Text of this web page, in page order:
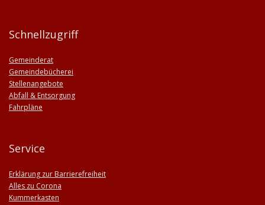
Schnellzugriff
Gemeinderat
Gemeindebücherei
Stellenangebote
Abfall & Entsorgung
Fahrpläne
Service
Erklärung zur Barrierefreiheit
Alles zu Corona
Kummerkasten